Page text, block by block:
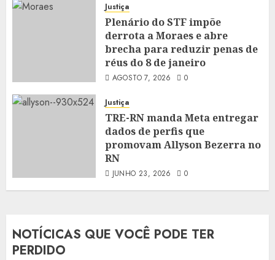
Justiça
Plenário do STF impõe
derrota a Moraes e abre
brecha para reduzir penas de
réus do 8 de janeiro
AGOSTO 7, 2026 0
Justiça
TRE-RN manda Meta entregar
dados de perfis que
promovam Allyson Bezerra no
RN
JUNHO 23, 2026 0
NOTÍCICAS QUE VOCÊ PODE TER
PERDIDO